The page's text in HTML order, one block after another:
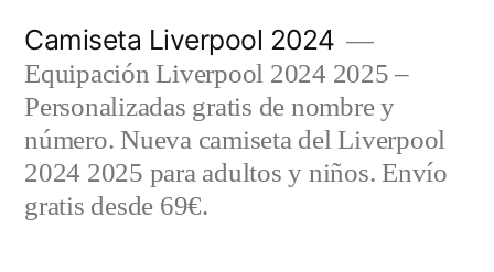
contenido
Camiseta Liverpool 2024
Equipación Liverpool 2024 2025 –
Personalizadas gratis de nombre y
número. Nueva camiseta del Liverpool
2024 2025 para adultos y niños. Envío
gratis desde 69€.